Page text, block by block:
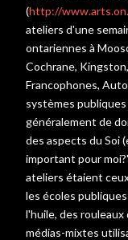
(http://
ateliers d'une
ontariennes à
Cochrane,
Francophones,
systèmes
généralement de
des aspects du Soi
important pour
ateliers étaient
les écoles
l'huile, des
médias-mixtes